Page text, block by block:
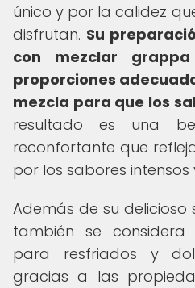
único y por la calidez
disfrutan. Su
con mezclar
proporciones
mezcla para que los
resultado es una
reconfortante que
por los sabores intensos
Además de su
también se
para resfriados y
gracias a las